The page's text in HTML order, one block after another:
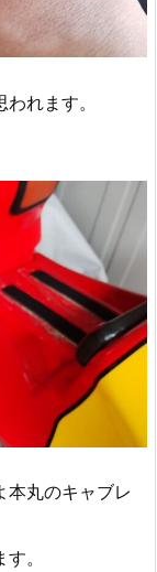
れます。
本丸のキャブレ
。